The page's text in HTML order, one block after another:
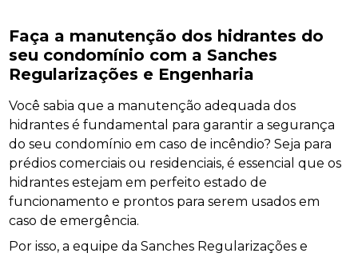
Faça a manutenção dos hidrantes do
seu condomínio com a Sanches
Regularizações e Engenharia
Você sabia que a manutenção adequada dos
hidrantes é fundamental para garantir a segurança
do seu condomínio em caso de incêndio? Seja para
prédios comerciais ou residenciais, é essencial que os
hidrantes estejam em perfeito estado de
funcionamento e prontos para serem usados em
caso de emergência.
Por isso, a equipe da Sanches Regularizações e